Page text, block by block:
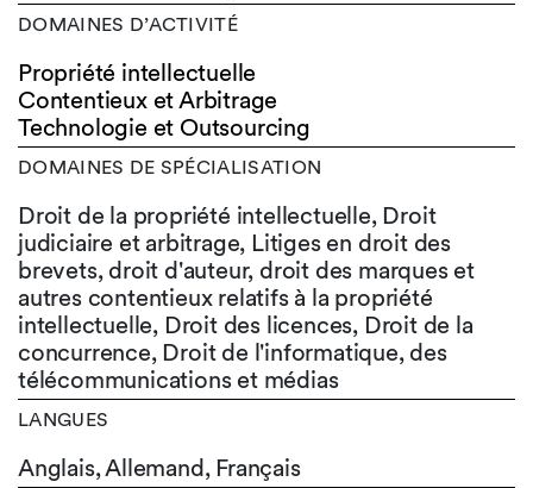
DOMAINES D’ACTIVITÉ
Propriété intellectuelle
Contentieux et Arbitrage
Technologie et Outsourcing
DOMAINES DE SPÉCIALISATION
Droit de la propriété intellectuelle, Droit
judiciaire et arbitrage, Litiges en droit des
brevets, droit d'auteur, droit des marques et
autres contentieux relatifs à la propriété
intellectuelle, Droit des licences, Droit de la
concurrence, Droit de l'informatique, des
télécommunications et médias
LANGUES
Anglais,Allemand, Français